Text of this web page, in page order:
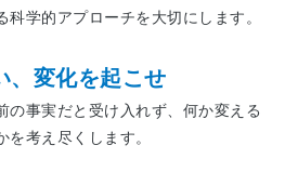
科学的アプローチを大切にします。
変化を起こせ
の事実だと受け入れず、 何か変える
を考え尽くします。